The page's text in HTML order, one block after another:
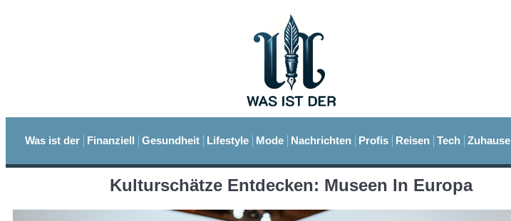
Was ist der Finanziell Gesundheit Lifestyle Mode Nachrichten Profis Reisen Tech Zuhause
Kulturschätze Entdecken: Museen In Europa